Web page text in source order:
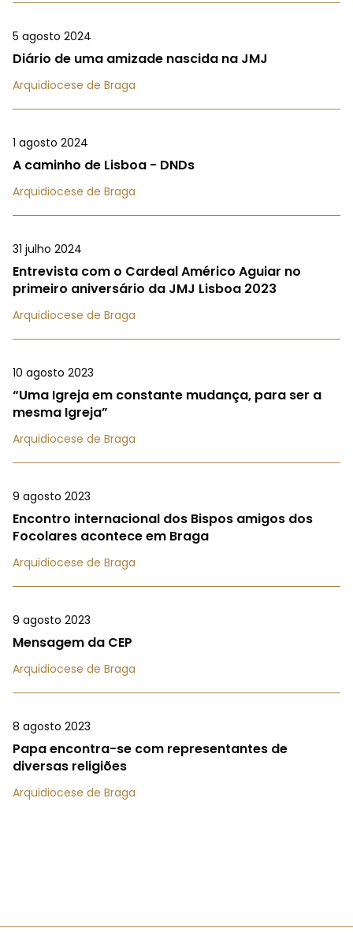
5 agosto 2024
Diário de uma amizade nascida na JMJ
Arquidiocese de Braga
1 agosto 2024
A caminho de Lisboa - DNDs
Arquidiocese de Braga
31 julho 2024
Entrevista com o Cardeal Américo Aguiar no
primeiro aniversário da JMJ Lisboa 2023
Arquidiocese de Braga
10 agosto 2023
“Uma Igreja em constante mudança, para ser a
mesma Igreja”
Arquidiocese de Braga
9 agosto 2023
Encontro internacional dos Bispos amigos dos
Focolares acontece em Braga
Arquidiocese de Braga
9 agosto 2023
Mensagem da CEP
Arquidiocese de Braga
8 agosto 2023
Papa encontra-se com representantes de
diversas religiões
Arquidiocese de Braga